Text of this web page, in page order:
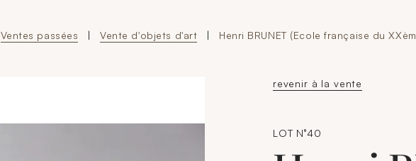
Ventes passées | Vente d'objets d'art | Henri BRUNET (Ecole française du
revenir à la vente
LOT N°40